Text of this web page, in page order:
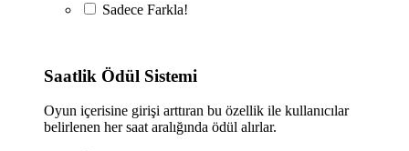
Sadece Farkla!
Saatlik Ödül Sistemi
Oyun içerisine girişi arttıran bu özellik ile kullanıcılar
belirlenen her saat aralığında ödül alırlar.